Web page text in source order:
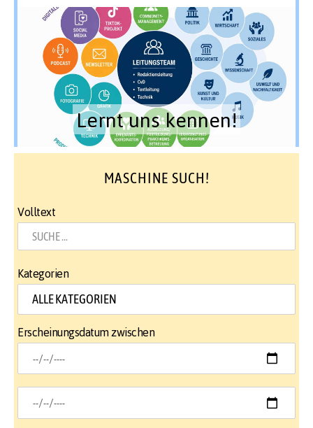
Lernt uns kennen!
MASCHINE SUCH!
Volltext
Kategorien
Erscheinungsdatum zwischen